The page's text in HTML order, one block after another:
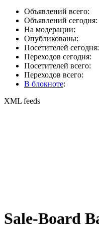
Объявлений всего:
Объявлений сегодня:
На модерации:
Опубликованы:
Посетителей сегодня:
Переходов сегодня:
Посетителей всего:
Переходов всего:
В блокноте:
XML feeds
Sale-Board